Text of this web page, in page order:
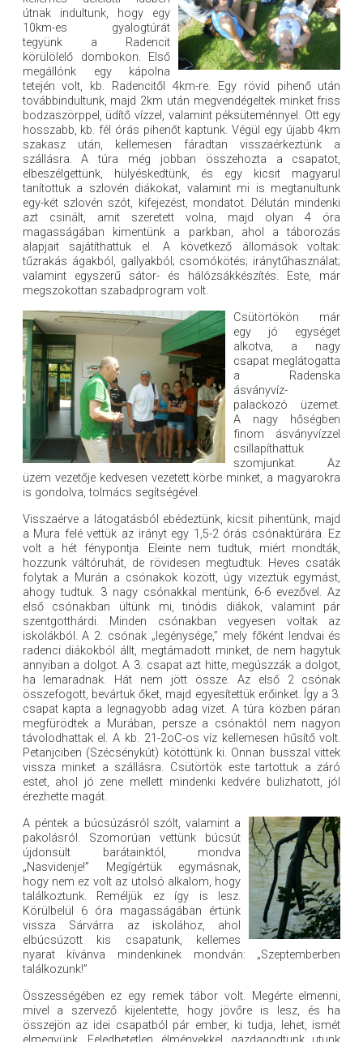
útnak indultunk, hogy egy
10km-es gyalogtúrát
tegyünk a Radencit
körülölelő dombokon. Első
megállónk egy kápolna
tetején volt, kb. Radencitől 4km-re. Egy rövid pihenő után
továbbindultunk, majd 2km után megvendégeltek minket friss
bodzaszörppel, üdítő vízzel, valamint péksüteménnyel. Ott egy
hosszabb, kb. fél órás pihenőt kaptunk. Végül egy újabb 4km
szakasz után, kellemesen fáradtan visszaérkeztünk a
szállásra. A túra még jobban összehozta a csapatot,
elbeszélgettünk, hülyéskedtünk, és egy kicsit magyarul
tanítottuk a szlovén diákokat, valamint mi is megtanultunk
egy-két szlovén szót, kifejezést, mondatot. Délután mindenki
azt csinált, amit szeretett volna, majd olyan 4 óra
magasságában kimentünk a parkban, ahol a táborozás
alapjait sajátíthattuk el. A következő állomások voltak:
tűzrakás ágakból, gallyakból; csomókötés; iránytűhasználat;
valamint egyszerű sátor- és hálózsákkészítés. Este, már
megszokottan szabadprogram volt.
Csütörtökön már
egy jó egységet
alkotva, a nagy
csapat meglátogatta
a Radenska
ásványvíz-
palackozó üzemet.
A nagy hőségben
finom ásványvízzel
csillapíthattuk
szomjunkat. Az
üzem vezetője kedvesen vezetett körbe minket, a magyarokra
is gondolva, tolmács segítségével.
Visszaérve a látogatásból ebédeztünk, kicsit pihentünk, majd
a Mura felé vettük az irányt egy 1,5-2 órás csónaktúrára. Ez
volt a hét fénypontja. Eleinte nem tudtuk, miért mondták,
hozzunk váltóruhát, de rövidesen megtudtuk. Heves csaták
folytak a Murán a csónakok között, úgy vizeztük egymást,
ahogy tudtuk. 3 nagy csónakkal mentünk, 6-6 evezővel. Az
első csónakban ültünk mi, tinódis diákok, valamint pár
szentgotthárdi. Minden csónakban vegyesen voltak az
iskolákból. A 2. csónak „legénysége,” mely főként lendvai és
radenci diákokból állt, megtámadott minket, de nem hagytuk
annyiban a dolgot. A 3. csapat azt hitte, megúszzák a dolgot,
ha lemaradnak. Hát nem jött össze. Az első 2 csónak
összefogott, bevártuk őket, majd egyesítettük erőinket. Így a 3.
csapat kapta a legnagyobb adag vizet. A túra közben páran
megfürödtek a Murában, persze a csónaktól nem nagyon
távolodhattak el. A kb. 21-2oC-os víz kellemesen hűsítő volt.
Petanjciben (Szécsénykút) kötöttünk ki. Onnan busszal vittek
vissza minket a szállásra. Csütörtök este tartottuk a záró
estet, ahol jó zene mellett mindenki kedvére bulizhatott, jól
érezhette magát.
A péntek a búcsúzásról szólt, valamint a
pakolásról. Szomorúan vettünk búcsút
újdonsült barátainktól, mondva
„Nasvidenje!” Megígértük egymásnak,
hogy nem ez volt az utolsó alkalom, hogy
találkoztunk. Reméljük ez így is lesz.
Körülbelül 6 óra magasságában értünk
vissza Sárvárra az iskolához, ahol
elbúcsúzott kis csapatunk, kellemes
nyarat kívánva mindenkinek mondván: „Szeptemberben
találkozunk!”
Összességében ez egy remek tábor volt. Megérte elmenni,
mivel a szervező kijelentette, hogy jövőre is lesz, és ha
összejön az idei csapatból pár ember, ki tudja, lehet, ismét